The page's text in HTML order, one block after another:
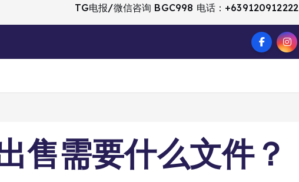
TG电报/微信咨询 BGC998 电话：+639120912222
售需要什么文件？